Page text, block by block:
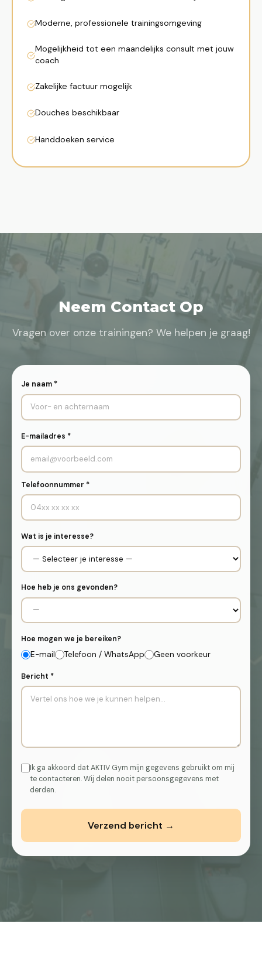
Moderne, professionele trainingsomgeving
Mogelijkheid tot een maandelijks consult met jouw
coach
Zakelijke factuur mogelijk
Douches beschikbaar
Handdoeken service
Neem Contact Op
Vragen over onze trainingen? We helpen je graag!
Je naam *
E-mailadres *
Telefoonnummer *
Wat is je interesse?
Hoe heb je ons gevonden?
Hoe mogen we je bereiken?
E-mail Telefoon / WhatsApp Geen voorkeur
Bericht *
Ik ga akkoord dat AKTIV Gym mijn gegevens gebruikt om mij
te contacteren. Wij delen nooit persoonsgegevens met
derden.
Verzend bericht →